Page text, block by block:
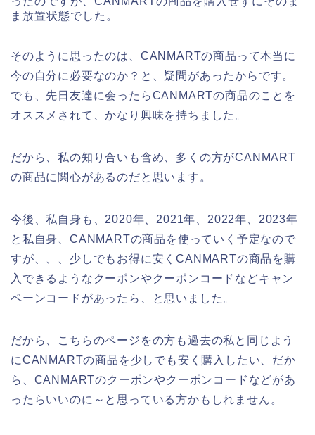
ま放置状態でした。
そのように思ったのは、CANMARTの商品って本当に
今の自分に必要なのか？と、疑問があったからです。
でも、先日友達に会ったらCANMARTの商品のことを
オススメされて、かなり興味を持ちました。
だから、私の知り合いも含め、多くの方がCANMART
の商品に関心があるのだと思います。
今後、私自身も、2020年、2021年、2022年、2023年
と私自身、CANMARTの商品を使っていく予定なので
すが、、、少しでもお得に安くCANMARTの商品を購
入できるようなクーポンやクーポンコードなどキャン
ペーンコードがあったら、と思いました。
だから、こちらのページをの方も過去の私と同じよう
にCANMARTの商品を少しでも安く購入したい、だか
ら、CANMARTのクーポンやクーポンコードなどがあ
ったらいいのに～と思っている方かもしれません。